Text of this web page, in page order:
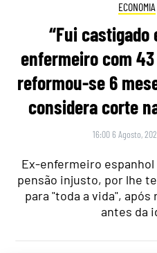
ECONOMIA
“Fui castigado
enfermeiro com
reformou-se 6
considera corte
16:00 6 Agosto,
Ex-enfermeiro
pensão injusto, por lhe
para "toda a vida",
antes da